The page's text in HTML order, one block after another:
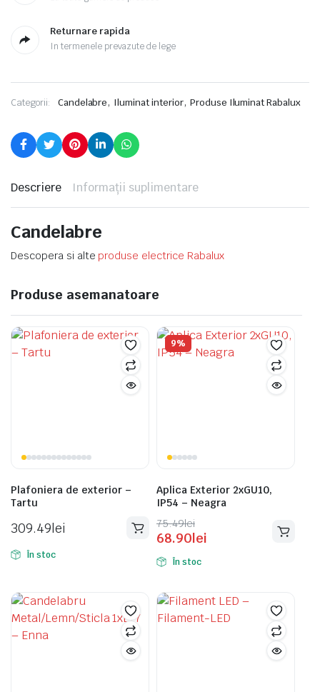
Returnare rapida
In termenele prevazute de lege
Categorii: Candelabre, Iluminat interior, Produse Iluminat Rabalux
Descriere Informații suplimentare
Candelabre
Descopera si alte produse electrice Rabalux
Produse asemanatoare
Plafoniera de exterior –
Tartu
309.49lei
În stoc
9%
Aplica Exterior 2xGU10,
IP54 – Neagra
75.49lei
Prețul
inițial
a
75.49lei.
68.90lei
Prețul
curent
este:În stoc